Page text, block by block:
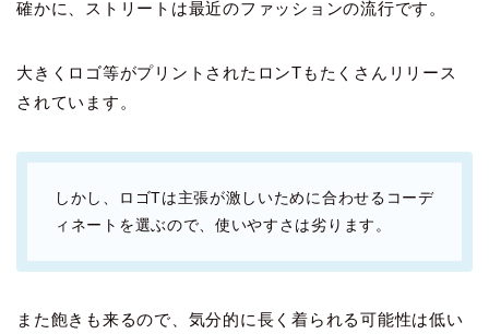
確かに、ストリートは最近のファッションの流行です。
大きくロゴ等がプリントされたロンTもたくさんリリース
されています。
しかし、ロゴTは主張が激しいために合わせるコーデ
ィネートを選ぶので、使いやすさは劣ります。
また飽きも来るので、気分的に長く着られる可能性は低い